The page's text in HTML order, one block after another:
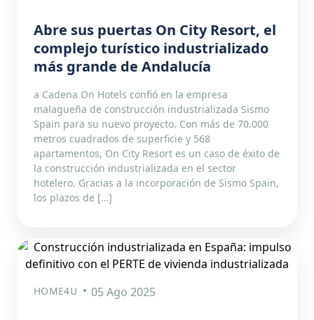
Abre sus puertas On City Resort, el
complejo turístico industrializado
más grande de Andalucía
a Cadena On Hotels confió en la empresa
malagueña de construcción industrializada Sismo
Spain para su nuevo proyecto. Con más de 70.000
metros cuadrados de superficie y 568
apartamentos, On City Resort es un caso de éxito de
la construcción industrializada en el sector
hotelero. Gracias a la incorporación de Sismo Spain,
los plazos de […]
HOME4U 05 Ago 2025